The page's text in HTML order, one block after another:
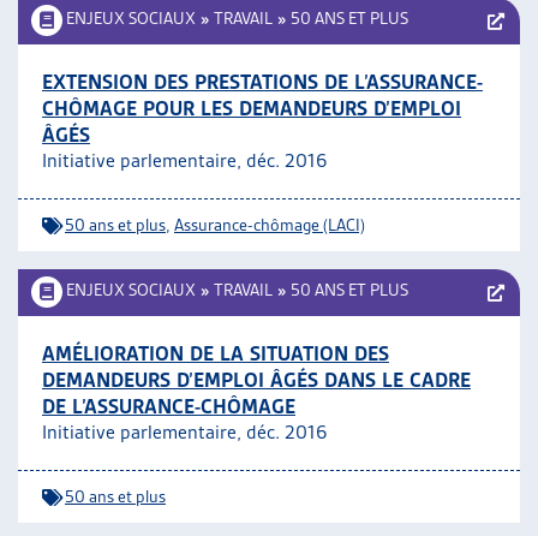
ENJEUX SOCIAUX » TRAVAIL » 50 ANS ET PLUS
EXTENSION DES PRESTATIONS DE L’ASSURANCE-
CHÔMAGE POUR LES DEMANDEURS D’EMPLOI
ÂGÉS
Initiative parlementaire, déc. 2016
50 ans et plus Assurance-chômage (LACI)
ENJEUX SOCIAUX » TRAVAIL » 50 ANS ET PLUS
AMÉLIORATION DE LA SITUATION DES
DEMANDEURS D’EMPLOI ÂGÉS DANS LE CADRE
DE L’ASSURANCE-CHÔMAGE
Initiative parlementaire, déc. 2016
50 ans et plus